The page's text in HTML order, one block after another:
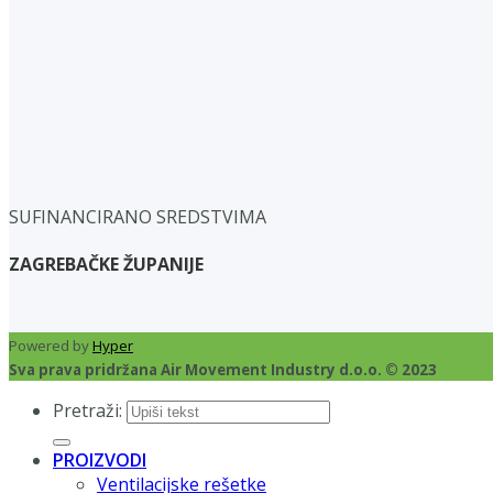
SUFINANCIRANO SREDSTVIMA
ZAGREBAČKE ŽUPANIJE
Powered byHyper
Sva prava pridržana Air Movement Industry d.o.o. © 2023
Pretraži:
PROIZVODI
Ventilacijske rešetke